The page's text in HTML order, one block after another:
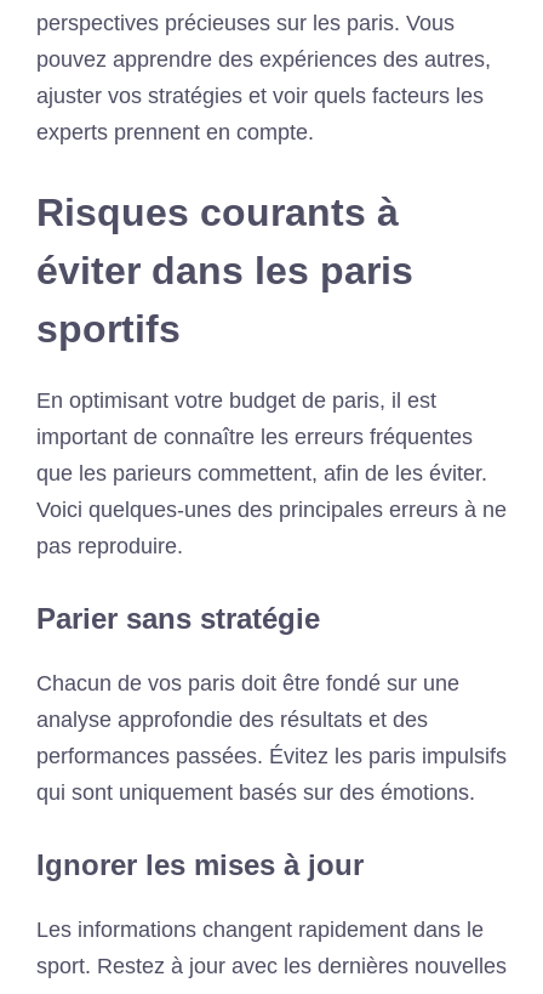
perspectives précieuses sur les paris. Vous
pouvez apprendre des expériences des autres,
ajuster vos stratégies et voir quels facteurs les
experts prennent en compte.
Risques courants à
éviter dans les paris
sportifs
En optimisant votre budget de paris, il est
important de connaître les erreurs fréquentes
que les parieurs commettent, afin de les éviter.
Voici quelques-unes des principales erreurs à ne
pas reproduire.
Parier sans stratégie
Chacun de vos paris doit être fondé sur une
analyse approfondie des résultats et des
performances passées. Évitez les paris impulsifs
qui sont uniquement basés sur des émotions.
Ignorer les mises à jour
Les informations changent rapidement dans le
sport. Restez à jour avec les dernières nouvelles